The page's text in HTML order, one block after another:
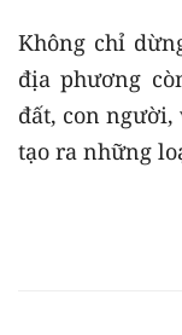
Không chỉ
địa phương
đất, con
tạo ra những